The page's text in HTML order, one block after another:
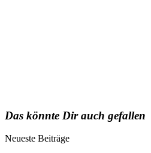
Das könnte Dir auch gefallen
Neueste Beiträge